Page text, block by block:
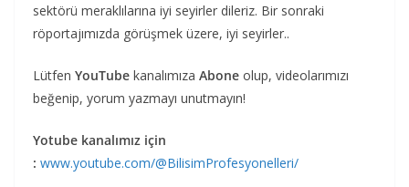
sektörü meraklılarına iyi seyirler dileriz. Bir sonraki
röportajımızda görüşmek üzere, iyi seyirler..
Lütfen YouTube kanalımıza Abone olup, videolarımızı
beğenip, yorum yazmayı unutmayın!
Yotube kanalımız için
: www.youtube.com/@BilisimProfesyonelleri/